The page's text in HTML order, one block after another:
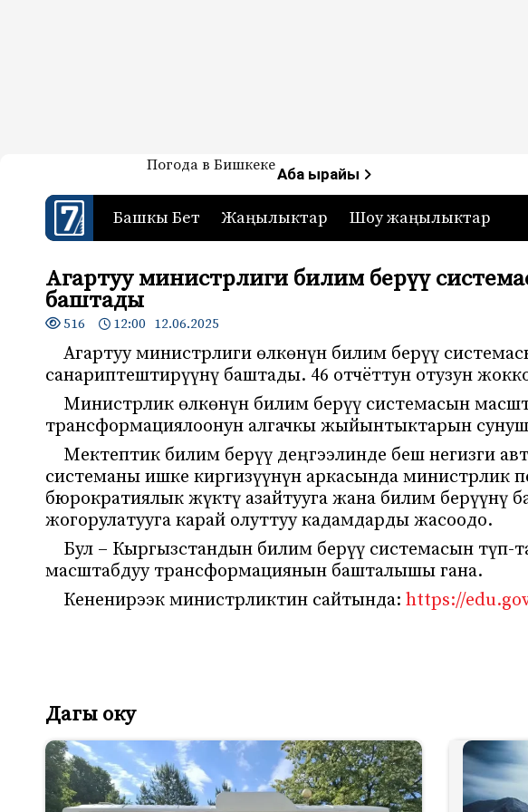
7-канал. Жаңылыктар —
Жаңылыктар — Кыргызстан
Погода в БишкекеАба ырайы
Башкы Бет Жаңылыктар Шоу жаңылыктар
Агартуу министрлиги билим берүү
баштады
516 12:00 12.06.2025
Агартуу министрлиги өлкөнүн билим берүү
санариптештирүүнү баштады. 46 отчёттун отузун
Министрлик өлкөнүн билим берүү системасын
трансформациялоонун алгачкы жыйынтыктарын
Мектептик билим берүү деңгээлинде беш негизги
системаны ишке киргизүүнүн аркасында министрлик
бюрократиялык жүктү азайтууга жана билим берүүнү
жогорулатууга карай олуттуу кадамдарды жасоодо.
Бул – Кыргызстандын билим берүү системасын түп-
масштабдуу трансформациянын башталышы гана.
Кененирээк министрликтин сайтында: https://
Дагы оку